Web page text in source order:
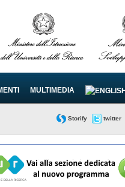
MULTIMEDIA
Storify twitter